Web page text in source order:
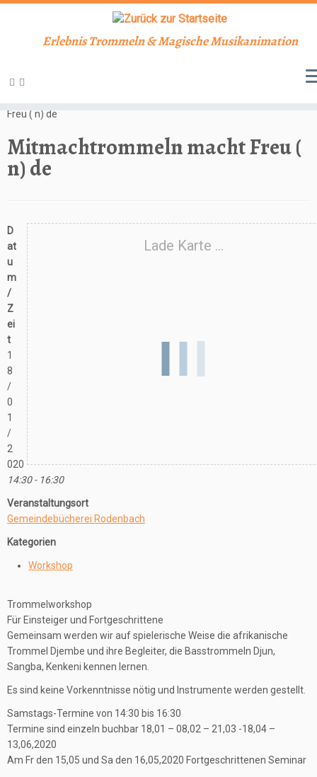
Zum
springen
Erlebnis Trommeln & Magische Musikanimation
Freu ( n) de
Mitmachtrommeln macht Freu (
n) de
Lade Karte ...
D
at
u
m
/
Z
ei
t
1
8
/
0
1
/
2
020
14:30 - 16:30
Veranstaltungsort
Gemeindebücherei Rodenbach
Kategorien
Workshop
Trommelworkshop
Für Einsteiger und Fortgeschrittene
Gemeinsam werden wir auf spielerische Weise die afrikanische
Trommel Djembe und ihre Begleiter, die Basstrommeln Djun,
Sangba, Kenkeni kennen lernen.
Es sind keine Vorkenntnisse nötig und Instrumente werden gestellt.
Samstags-Termine von 14:30 bis 16:30
Termine sind einzeln buchbar 18,01 – 08,02 – 21,03 -18,04 –
13,06,2020
Am Fr den 15,05 und Sa den 16,05,2020 Fortgeschrittenen Seminar